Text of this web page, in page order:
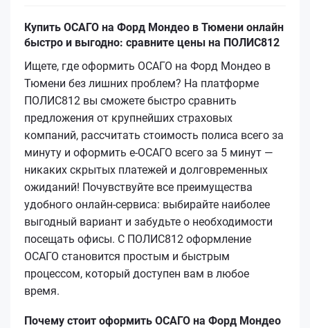
Купить ОСАГО на Форд Мондео в Тюмени онлайн
быстро и выгодно: сравните цены на ПОЛИС812
Ищете, где оформить ОСАГО на Форд Мондео в
Тюмени без лишних проблем? На платформе
ПОЛИС812 вы сможете быстро сравнить
предложения от крупнейших страховых
компаний, рассчитать стоимость полиса всего за
минуту и оформить е‑ОСАГО всего за 5 минут —
никаких скрытых платежей и долговременных
ожиданий! Почувствуйте все преимущества
удобного онлайн-сервиса: выбирайте наиболее
выгодный вариант и забудьте о необходимости
посещать офисы. С ПОЛИС812 оформление
ОСАГО становится простым и быстрым
процессом, который доступен вам в любое
время.
Почему стоит оформить ОСАГО на Форд Мондео